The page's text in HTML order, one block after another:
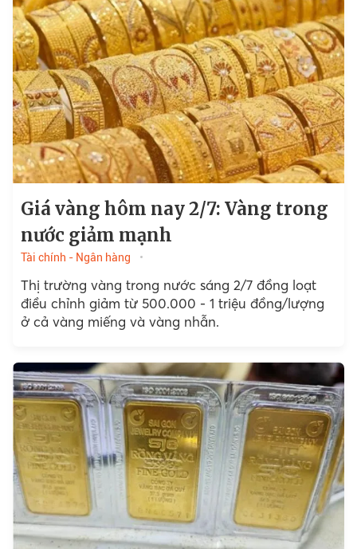
Giá vàng hôm nay 2/7: Vàng trong
nước giảm mạnh
Tài chính - Ngân hàng
Thị trường vàng trong nước sáng 2/7 đồng loạt
điều chỉnh giảm từ 500.000 - 1 triệu đồng/lượng
ở cả vàng miếng và vàng nhẫn.